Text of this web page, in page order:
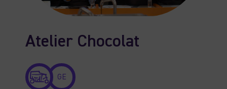
Atelier Chocolat
GE